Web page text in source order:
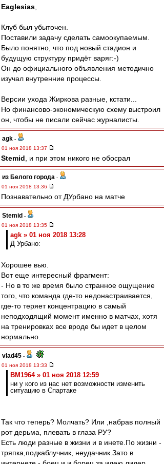
Eaglesias
Клуб был убыточен.
Поставили задачу сделать самоокупаемым.
Было понятно, что под новый стадион и
будущую структуру придёт варяг:-)
Он до официального объявления методично
изучал внутренние процессы.
Версии ухода Жиркова разные, кстати...
Но финансово-экономическую схему выстроил
он, чтобы не писали сейчас журналисты.
agk -
01 ноя 2018 13:37
Stemid , и при этом никого не обосрал
из Белого города -
01 ноя 2018 13:36
Познавательно от ДУрбано на матче
Stemid -
01 ноя 2018 13:35
agk » 01 ноя 2018 13:28
Д Урбано:
Хорошее вью.
Вот еще интересный фрагмент:
- Но в то же время было странное ощущение
того, что команда где-то недонастраивается,
где-то теряет концентрацию в самый
неподходящий момент именно в матчах, хотя
на тренировках все вроде бы идет в целом
нормально.
vlad45 -
01 ноя 2018 13:33
BM1964 » 01 ноя 2018 12:59
ни у кого из нас нет возможности изменить
ситуацию в Спартаке
Так что теперь? Молчать? Или ,набрав полный
рот дерьма, плевать в глаза РУ?
Есть люди разные в жизни и в инете.По жизни -
тряпка,подкаблучник, неудачник.Зато в